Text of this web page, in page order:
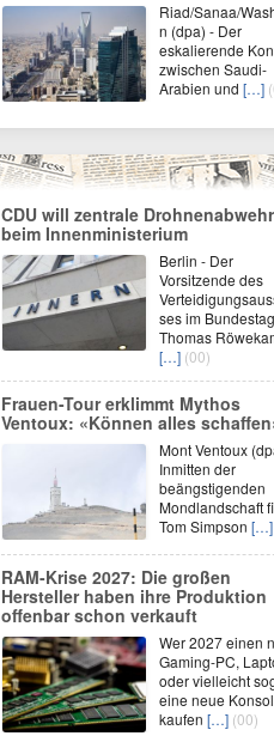
Riad/Sanaa/
n (dpa) - Der
eskalierende
zwischen Saudi-
Arabien und […]
CDU will zentrale Drohnenabwehr
beim Innenministerium
Berlin - Der
Vorsitzende des
ses im
Thomas
[…] (00)
Frauen-Tour erklimmt Mythos
Ventoux: «Können alles
Mont Ventoux
Inmitten der
beängstigenden
Mondlandschaft
Tom Simpson […]
RAM-Krise 2027: Die großen
Hersteller haben ihre Produktion
offenbar schon verkauft
Wer 2027 einen
Gaming-PC,
oder vielleicht
eine neue
kaufen […] (00)